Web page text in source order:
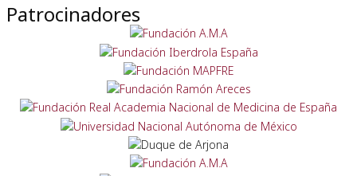
Patrocinadores